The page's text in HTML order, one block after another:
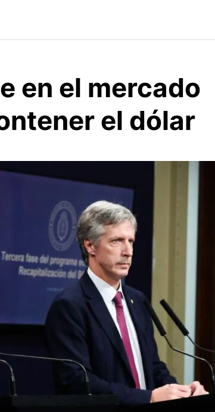
en el mercado
el dólar